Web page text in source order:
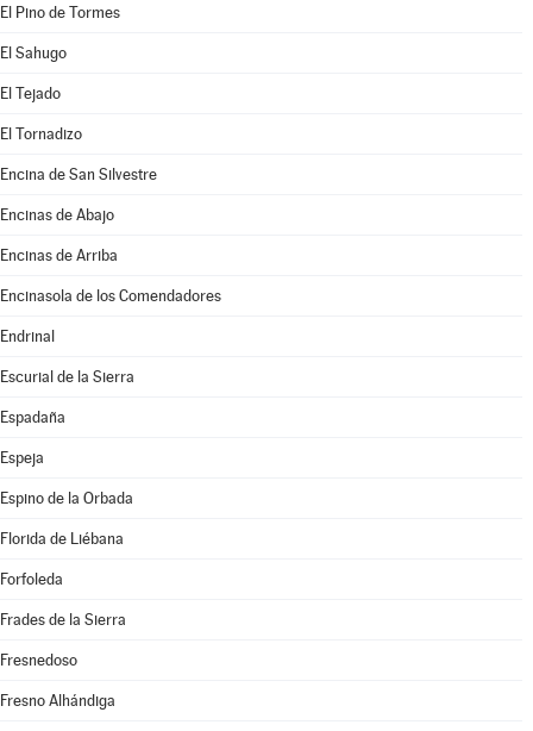
El Pino de Tormes
El Sahugo
El Tejado
El Tornadizo
Encina de San Silvestre
Encinas de Abajo
Encinas de Arriba
Encinasola de los Comendadores
Endrinal
Escurial de la Sierra
Espadaña
Espeja
Espino de la Orbada
Florida de Liébana
Forfoleda
Frades de la Sierra
Fresnedoso
Fresno Alhándiga